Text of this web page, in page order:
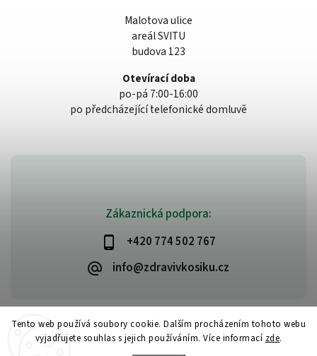
Tento web používá soubory cookie. Dalším procházením tohoto webu
vyjadřujete souhlas s jejich používáním. Více informací zde.
Zákaznická podpora:
+420 774 502 767
info@zdravivkosiku.cz
Malotova ulice
areál SVITU
budova 123
Otevírací doba
po-pá 7:00-16:00
po předcházející telefonické domluvě